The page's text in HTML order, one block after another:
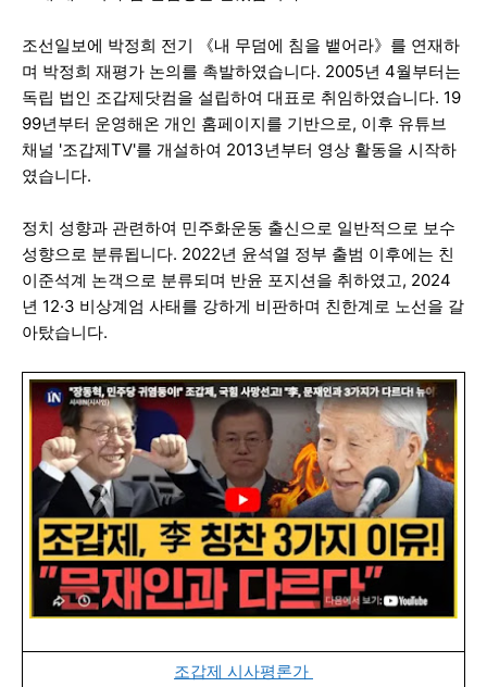
조선일보에 박정희 전기 《내 무덤에 침을 뱉어라》를 연재하
며 박정희 재평가 논의를 촉발하였습니다. 2005년 4월부터는
독립 법인 조갑제닷컴을 설립하여 대표로 취임하였습니다. 19
99년부터 운영해온 개인 홈페이지를 기반으로, 이후 유튜브
채널 '조갑제TV'를 개설하여 2013년부터 영상 활동을 시작하
였습니다.
정치 성향과 관련하여 민주화운동 출신으로 일반적으로 보수
성향으로 분류됩니다. 2022년 윤석열 정부 출범 이후에는 친
이준석계 논객으로 분류되며 반윤 포지션을 취하였고, 2024
년 12·3 비상계엄 사태를 강하게 비판하며 친한계로 노선을 갈
아탔습니다.
조갑제 시사평론가